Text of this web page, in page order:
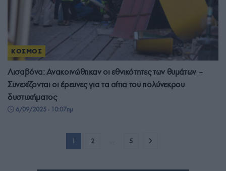
ΚΟΣΜΟΣ
Λισαβόνα: Ανακοινώθηκαν οι εθνικότητες των θυμάτων –
Συνεχίζονται οι έρευνες για τα αίτια του πολύνεκρου
δυστυχήματος
6/09/2025 - 10:07πμ
1 2 … 5